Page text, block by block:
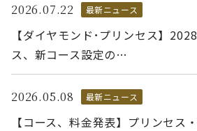
2026.07.22 最新ニュース
【ダイヤモンド･プリンセス】
ス、新コース設定の…
2026.05.08 最新ニュース
【コース、料金発表】プリンセス